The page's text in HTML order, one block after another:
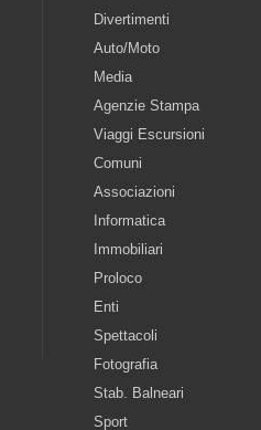
Divertimenti
Auto/Moto
Media
Agenzie Stampa
Viaggi Escursioni
Comuni
Associazioni
Informatica
Immobiliari
Proloco
Enti
Spettacoli
Fotografia
Stab. Balneari
Sport